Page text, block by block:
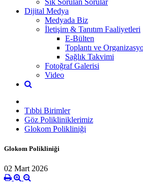
Dijital Medya
Medyada Biz
İletişim & Tanıtım Faaliyetleri
E-Bülten
Toplantı ve
Sağlık Takvimi
Fotoğraf Galerisi
Video
Tıbbi Birimler
Göz Polikliniklerimiz
Glokom Polikliniği
Glokom Polikliniği
02 Mart 2026